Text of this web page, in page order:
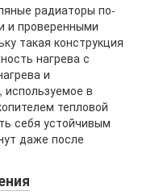
радиаторы по-
и проверенными
такая конструкция
нагрева с
и
в
тепловой
себя устойчивым
даже после